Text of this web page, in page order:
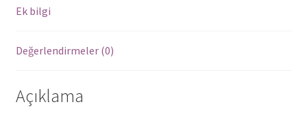
adet
Ek bilgi
Değerlendirmeler (0)
Açıklama